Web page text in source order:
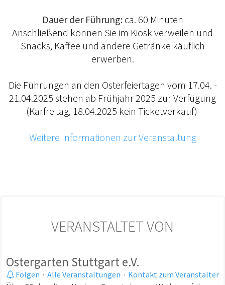
Dauer der Führung:ca. 60 Minuten
Anschließend können Sie im Kiosk verweilen und
Snacks, Kaffee und andere Getränke käuflich
erwerben.
Die Führungen an den Osterfeiertagen vom 17.04. -
21.04.2025 stehen ab Frühjahr 2025 zur Verfügung
(Karfreitag, 18.04.2025 kein Ticketverkauf)
Weitere Informationen zur Veranstaltung
VERANSTALTET VON
Ostergarten Stuttgart e.V.
Folgen · Alle Veranstaltungen · Kontakt zum Veranstalter